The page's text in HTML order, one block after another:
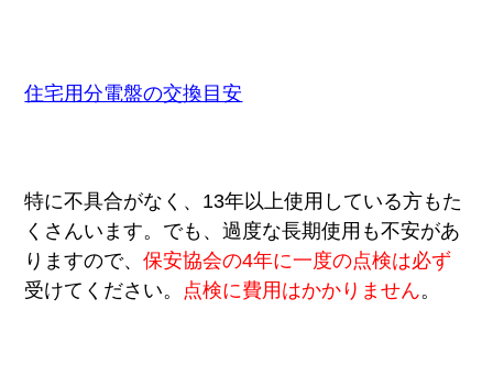
住宅用分電盤の交換目安
特に不具合がなく、13年以上使用している方もた
くさんいます。でも、過度な長期使用も不安があ
りますので、保安協会の4年に一度の点検は必ず
受けてください。 点検に費用はかかりません。